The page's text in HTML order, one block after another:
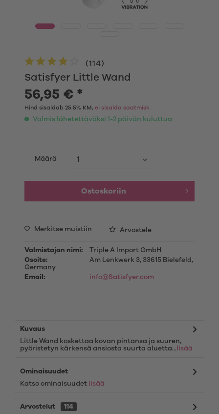
Satisfyer Little Wand
(114)
56,95 € *
Hind sisaldab 25.5% KM, ei sisalda saatmisk
Valmis lähetettäväksi 1-2 päivän kuluttua
Määrä
Ostoskoriin
Merkitse muistiin Arvostele
Valmistajan nimi:
Triple A Import GmbH
Osoite:
Am Lenkwerk 3, 33615 Bielefeld,
Germany
Email:
info@Satisfyer.com
Kuvaus
Little Wand koskettaa kovan pintansa ja suuren,
pyöristetyn kärkensä ansiosta suurta aluetta... lisää
Ominaisuudet
Katso ominaisuudet lisää
Arvostelut
114